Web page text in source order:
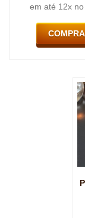
em até 12x